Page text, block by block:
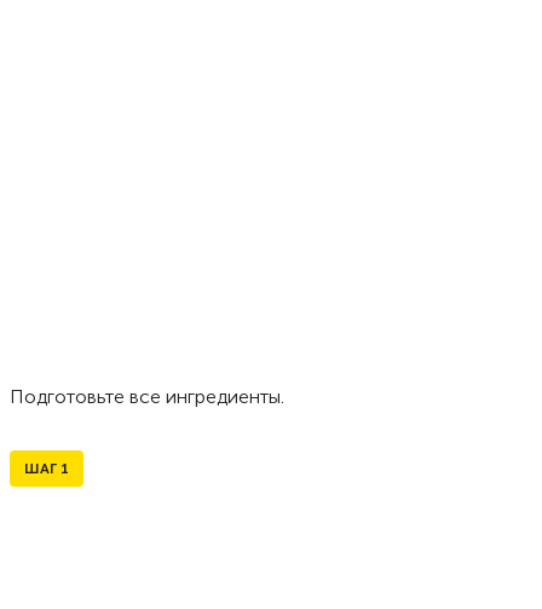
Подготовьте все ингредиенты.
ШАГ 1